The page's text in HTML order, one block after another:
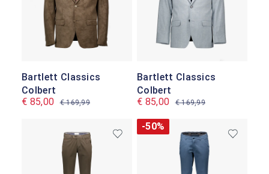
Bartlett Classics
Colbert
€ 85,00
€ 169,99
Bartlett Classics
Colbert
€ 85,00
€ 169,99
-50%